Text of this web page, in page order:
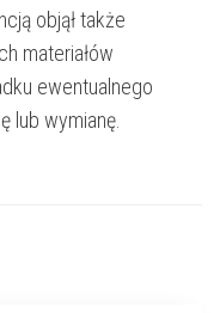
objął także
materiałów
ewentualnego
lub wymianę.